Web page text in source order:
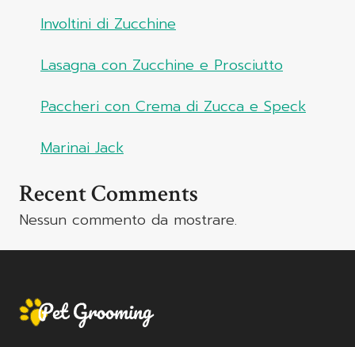
Involtini di Zucchine
Lasagna con Zucchine e Prosciutto
Paccheri con Crema di Zucca e Speck
Marinai Jack
Recent Comments
Nessun commento da mostrare.